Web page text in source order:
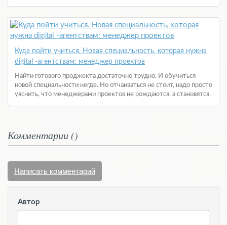
Куда пойти учиться. Новая специальность, которая нужна
digital -агентствам: менеджер проектов
Найти готового проджекта достаточно трудно. И обучиться
новой специальности негде. Но отчаиваться не стоит, надо просто
уяснить, что менеджерами проектов не рождаются, а становятся.
Комментарии ()
Написать комментарий
Автор